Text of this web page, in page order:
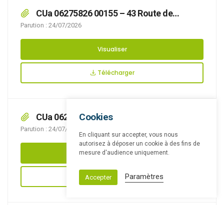
CUa 06275826 00155 – 43 Route de
Desvres
Parution : 24/07/2026
Visualiser
Télécharger
CUa 06275826 00150 – 11 Rue de la
Capelle
Parution : 24/07/2026
Visualiser
Télécharger
Cookies
En cliquant sur accepter, vous nous
autorisez à déposer un cookie à des fins de
mesure d'audience uniquement.
Accepter Paramètres